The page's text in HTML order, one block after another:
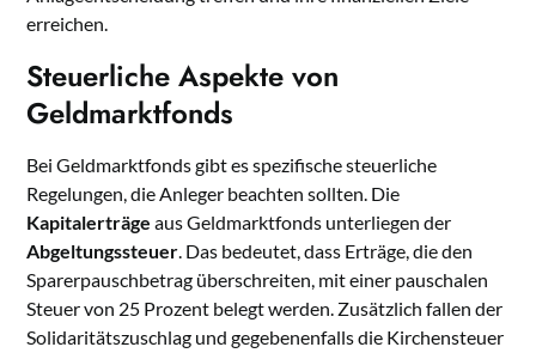
erreichen.
Steuerliche Aspekte von
Geldmarktfonds
Bei Geldmarktfonds gibt es spezifische steuerliche
Regelungen, die Anleger beachten sollten. Die
Kapitalerträge aus Geldmarktfonds unterliegen der
Abgeltungssteuer. Das bedeutet, dass Erträge, die den
Sparerpauschbetrag überschreiten, mit einer pauschalen
Steuer von 25 Prozent belegt werden. Zusätzlich fallen der
Solidaritätszuschlag und gegebenenfalls die Kirchensteuer